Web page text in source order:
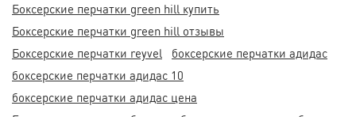
Боксерские перчатки green hill купить
Боксерские перчатки green hill отзывы
Боксерские перчатки reyvel
боксерские перчатки адидас
боксерские перчатки адидас 10
боксерские перчатки адидас цена